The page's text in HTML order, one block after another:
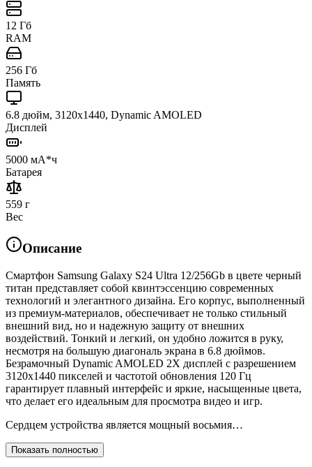
12 Гб
RAM
256 Гб
Память
6.8 дюйм, 3120x1440, Dynamic AMOLED
Дисплей
5000 мА*ч
Батарея
559 г
Вес
Описание
Смартфон Samsung Galaxy S24 Ultra 12/256Gb в цвете черный
титан представляет собой квинтэссенцию современных
технологий и элегантного дизайна. Его корпус, выполненный
из премиум-материалов, обеспечивает не только стильный
внешний вид, но и надежную защиту от внешних
воздействий. Тонкий и легкий, он удобно ложится в руку,
несмотря на большую диагональ экрана в 6.8 дюймов.
Безрамочный Dynamic AMOLED 2X дисплей с разрешением
3120x1440 пикселей и частотой обновления 120 Гц
гарантирует плавный интерфейс и яркие, насыщенные цвета,
что делает его идеальным для просмотра видео и игр.
Сердцем устройства является мощный восьмия…
Показать полностью